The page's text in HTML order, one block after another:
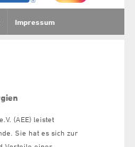
Impressum
(AEE) leistet
Sie hat es sich zur